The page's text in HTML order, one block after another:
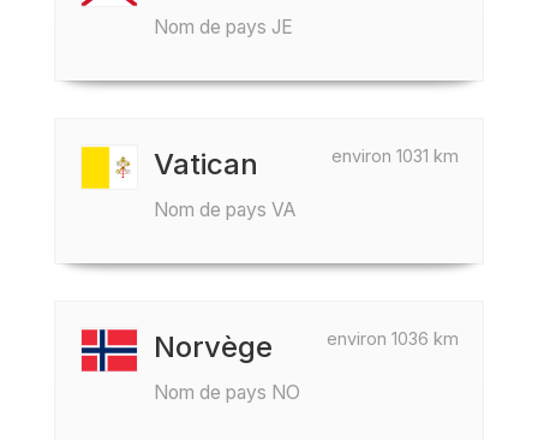
Nom de pays JE
environ 1031 km
Vatican
Nom de pays VA
environ 1036 km
Norvège
Nom de pays NO